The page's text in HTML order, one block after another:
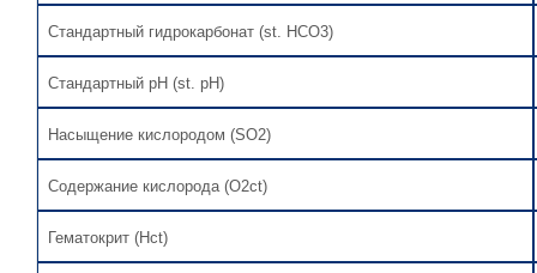
Стандартный гидрокарбонат (st. HCO3)
Стандартный pH (st. pH)
Насыщение кислородом (SO2)
Содержание кислорода (O2ct)
Гематокрит (Hct)